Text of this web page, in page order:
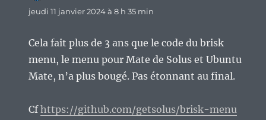
jeudi 11 janvier 2024 à 8 h 35 min
Cela fait plus de 3 ans que le code du brisk
menu, le menu pour Mate de Solus et Ubuntu
Mate, n’a plus bougé. Pas étonnant au final.
Cfhttps://github.com/getsolus/brisk-menu